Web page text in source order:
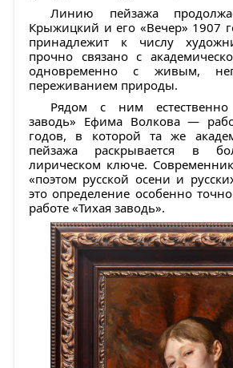
Линию пейзажа
Крыжицкий и его «Вечер» 1907
принадлежит к числу
прочно связано с
одновременно с живым,
переживанием природы.
Рядом с ним естественно
заводь» Ефима Волкова—
годов, в которой та же
пейзажа раскрывается в
лирическом ключе.
«поэтом русской осени и
это определение особенно
работе «Тихая заводь».